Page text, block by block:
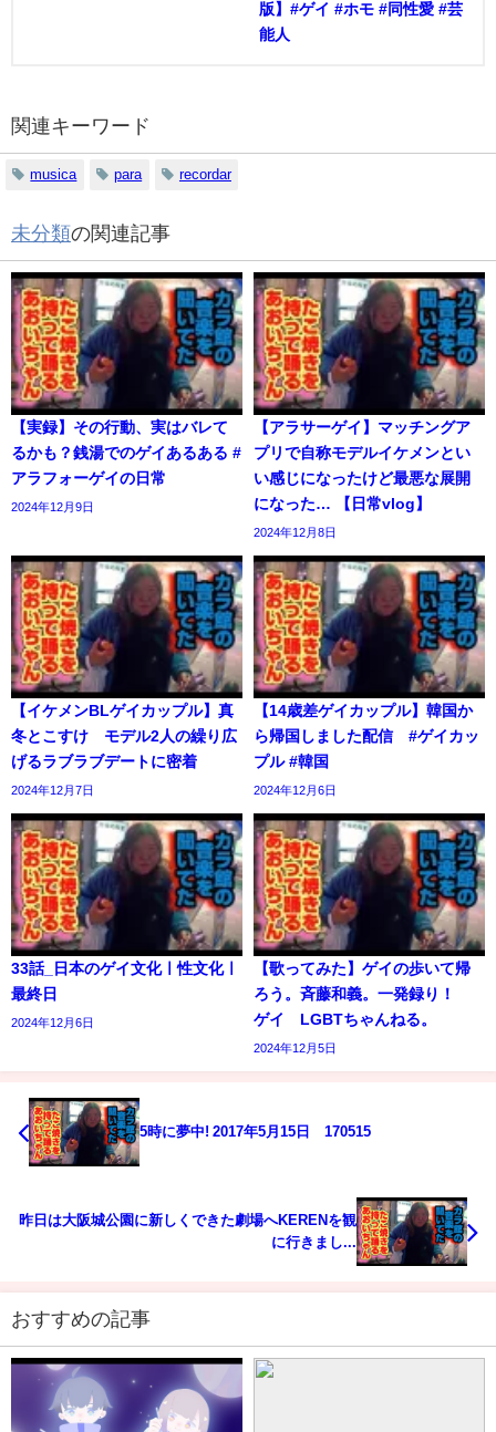
版】#ゲイ #ホモ #同性愛 #芸
能人
関連キーワード
musica para recordar
未分類の関連記事
【実録】その行動、実はバレて
るかも？銭湯でのゲイあるある #
アラフォーゲイの日常
2024年12月9日
【アラサーゲイ】マッチングア
プリで自称モデルイケメンとい
い感じになったけど最悪な展開
になった… 【日常vlog】
2024年12月8日
【イケメンBLゲイカップル】真
冬とこすけ モデル2人の繰り広
げるラブラブデートに密着
2024年12月7日
【14歳差ゲイカップル】韓国か
ら帰国しました配信 #ゲイカッ
プル #韓国
2024年12月6日
33話_日本のゲイ文化ㅣ性文化ㅣ
最終日
2024年12月6日
【歌ってみた】ゲイの歩いて帰
ろう。斉藤和義。一発録り！
ゲイ LGBTちゃんねる。
2024年12月5日
5時に夢中! 2017年5月15日 170515
昨日は大阪城公園に新しくできた劇場へKERENを観
に行きまし...
おすすめの記事